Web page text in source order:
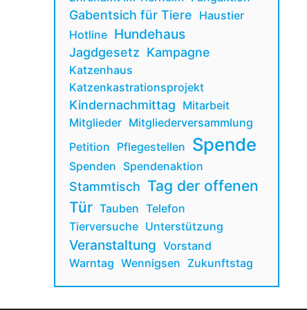
Gabentsich für Tiere Haustier
Hotline Hundehaus
Jagdgesetz Kampagne
Katzenhaus
Katzenkastrationsprojekt
Kindernachmittag Mitarbeit
Mitglieder Mitgliederversammlung
Petition Pflegestellen Spende
Spenden Spendenaktion
Stammtisch Tag der offenen
Tür Tauben Telefon
Tierversuche Unterstützung
Veranstaltung Vorstand
Warntag Wennigsen Zukunftstag